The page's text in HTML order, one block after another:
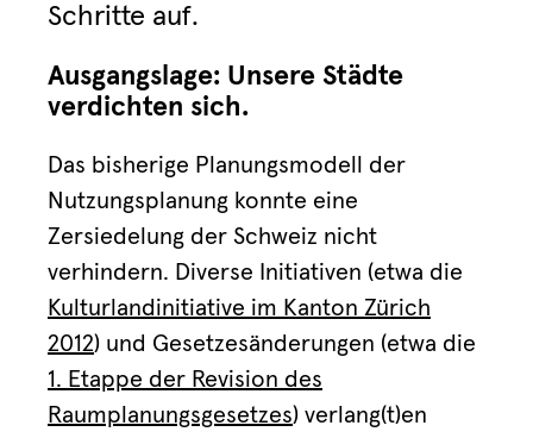
Schritte auf.
Ausgangslage: Unsere Städte
verdichten sich.
Das bisherige Planungsmodell der
Nutzungsplanung konnte eine
Zersiedelung der Schweiz nicht
verhindern. Diverse Initiativen (etwa die
Kulturlandinitiative im Kanton Zürich
2012) und Gesetzesänderungen (etwa die
1. Etappe der Revision des
Raumplanungsgesetzes) verlang(t)en